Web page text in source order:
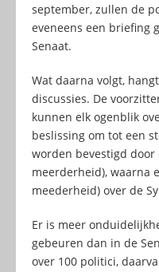
september, zullen de
eveneens een briefing
Senaat.
Wat daarna volgt,
discussies. De
kunnen elk ogenblik
beslissing om tot een
worden bevestigd door
meerderheid), waarna
meederheid) over de
Er is meer
gebeuren dan in de
over 100 politici,